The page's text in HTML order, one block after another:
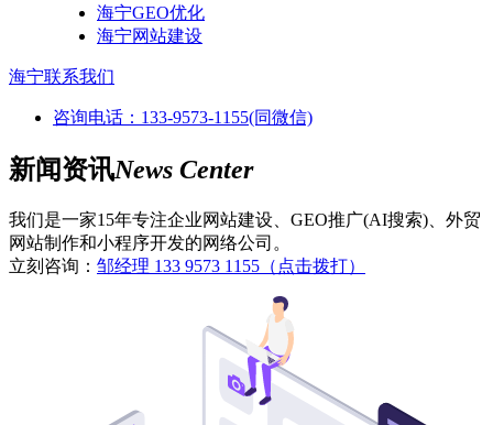
海宁GEO优化
海宁网站建设
海宁联系我们
咨询电话：133-9573-1155(同微信)
新闻资讯News Center
我们是一家15年专注企业网站建设、GEO推广(AI搜索)、外贸
网站制作和小程序开发的网络公司。
立刻咨询： 邹经理 133 9573 1155（点击拨打）